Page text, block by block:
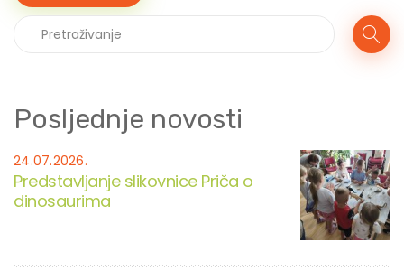
Posljednje novosti
24.07.2026.
Predstavljanje slikovnice Priča o
dinosaurima